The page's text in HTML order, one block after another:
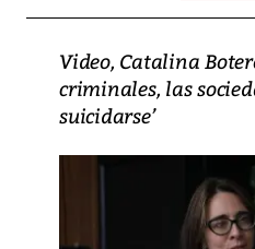
Video, Catalina
criminales, las
suicidarse’